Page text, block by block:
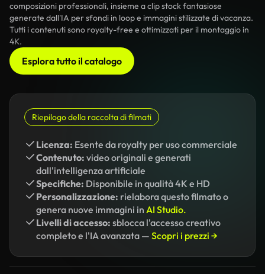
composizioni professionali, insieme a clip stock fantasiose
generate dall'IA per sfondi in loop e immagini stilizzate di vacanza.
Tutti i contenuti sono royalty-free e ottimizzati per il montaggio in
4K.
Esplora tutto il catalogo
Riepilogo della raccolta di filmati
Licenza: Esente da royalty per uso commerciale
Contenuto: video originali e generati
dall'intelligenza artificiale
Specifiche: Disponibile in qualità 4K e HD
Personalizzazione: rielabora questo filmato o
genera nuove immagini in AI Studio.
Livelli di accesso: sblocca l'accesso creativo
completo e l'IA avanzata — Scopri i prezzi →